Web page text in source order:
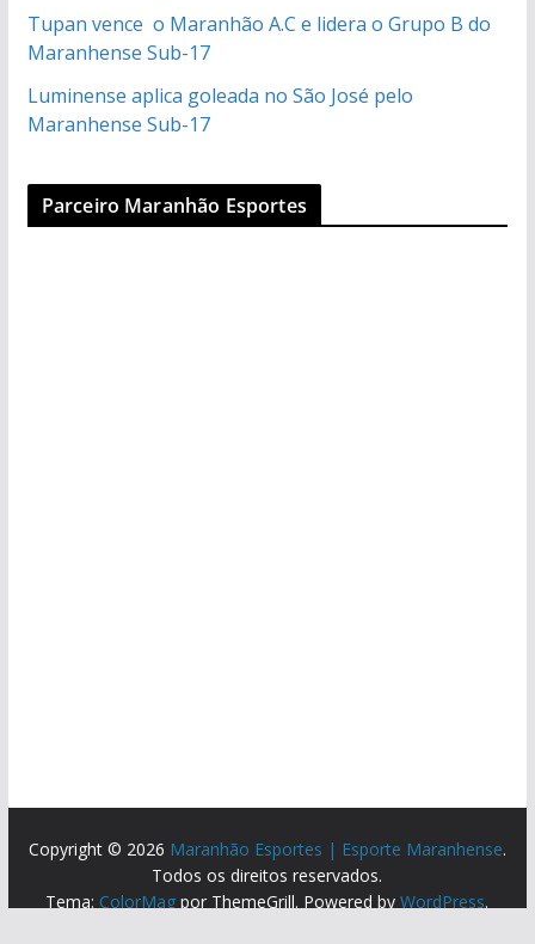
Tupan vence o Maranhão A.C e lidera o Grupo B do
Maranhense Sub-17
Luminense aplica goleada no São José pelo
Maranhense Sub-17
Parceiro Maranhão Esportes
Copyright © 2026 Maranhão Esportes | Esporte Maranhense.
Todos os direitos reservados.
Tema: ColorMag por ThemeGrill. Powered byWordPress.